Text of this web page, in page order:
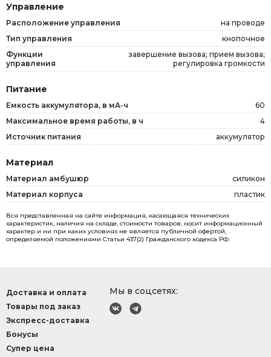
Управление
Расположение управления
на проводе
Тип управления
кнопочное
Функции
управления
завершение вызова; прием вызова;
регулировка громкости
Питание
Емкость аккумулятора, в мА-ч
60
Максимальное время работы, в ч
4
Источник питания
аккумулятор
Материал
Материал амбушюр
силикон
Материал корпуса
пластик
Вся представленная на сайте информация, касающаяся технических
характеристик, наличия на складе, стоимости товаров, носит информационный
характер и ни при каких условиях не является публичной офертой,
определяемой положениями Статьи 437(2) Гражданского кодекса РФ.
Мы в соцсетях:
Доставка и оплата
Товары под заказ
Экспресс-доставка
Бонусы
Супер цена